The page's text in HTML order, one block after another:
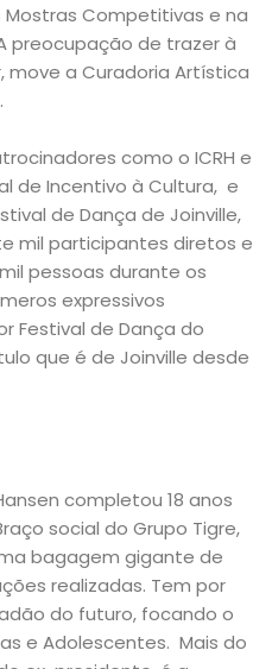
Competitivas e na
preocupação de trazer à
move a Curadoria Artística
como o ICRH e
de Incentivo à Cultura, e
de Dança de Joinville,
mil participantes diretos e
pessoas durante os
expressivos
Festival de Dança do
que é de Joinville desde
completou 18 anos
social do Grupo Tigre,
bagagem gigante de
realizadas. Tem por
do futuro, focando o
e Adolescentes. Mais do